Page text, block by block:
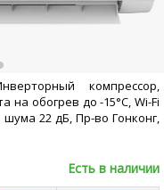
компрессор,
на обогрев до -15°С, Wi-Fi
22 дБ, Пр-во Гонконг,
Есть в наличии